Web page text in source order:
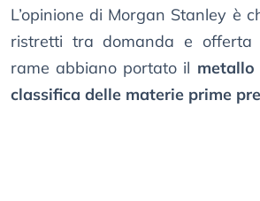
L’opinione di Morgan Stanley è
ristretti tra domanda e offerta
rame abbiano portato il
classifica delle materie prime